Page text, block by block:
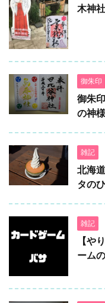
木神
御朱印
御朱
の神
雑記
北海
タの
雑記
【や
ーム